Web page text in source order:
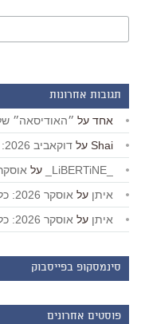
תגובות אחרונות
אחד על ״האודיסאה״
Shai על דוקאביב 2026: שש או שבע המלצות
על אוסקר 2026: כל
איתן על אוסקר 2026: כל הזוכים
איתן על אוסקר 2026: כל הזוכים
סינמסקופ בפייסבוק
פוסטים אחרונים